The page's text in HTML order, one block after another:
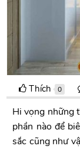
Thích 0
Hi vọng những
phần nào để
sắc cũng như